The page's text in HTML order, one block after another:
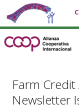
Farm Credit
Newsletter